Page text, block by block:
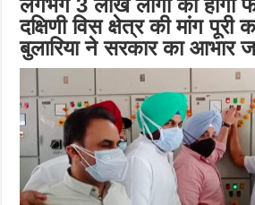
लगभग 3 लाख लोगों को होगा
दक्षिणी विस क्षेत्र की मांग
बुलारिया ने सरकार का आभार